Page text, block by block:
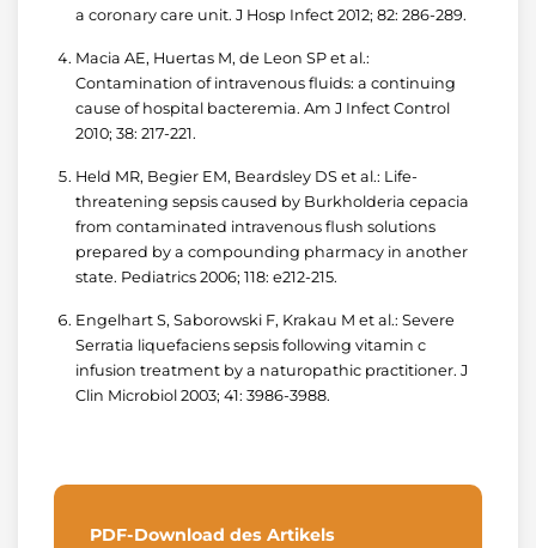
a coronary care unit. J Hosp Infect 2012; 82: 286-289.
Macia AE, Huertas M, de Leon SP et al.:
Contamination of intravenous fluids: a continuing
cause of hospital bacteremia. Am J Infect Control
2010; 38: 217-221.
Held MR, Begier EM, Beardsley DS et al.: Life-
threatening sepsis caused by Burkholderia cepacia
from contaminated intravenous flush solutions
prepared by a compounding pharmacy in another
state. Pediatrics 2006; 118: e212-215.
Engelhart S, Saborowski F, Krakau M et al.: Severe
Serratia liquefaciens sepsis following vitamin c
infusion treatment by a naturopathic practitioner. J
Clin Microbiol 2003; 41: 3986-3988.
PDF-Download des Artikels